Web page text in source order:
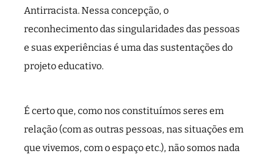
Antirracista. Nessa concepção, o
reconhecimento das singularidades das pessoas
e suas experiências é uma das sustentações do
projeto educativo.
É certo que, como nos constituímos seres em
relação (com as outras pessoas, nas situações em
que vivemos, com o espaço etc.), não somos nada